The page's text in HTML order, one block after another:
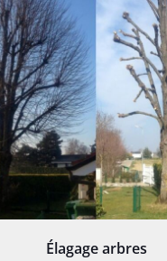
Élagage arbres